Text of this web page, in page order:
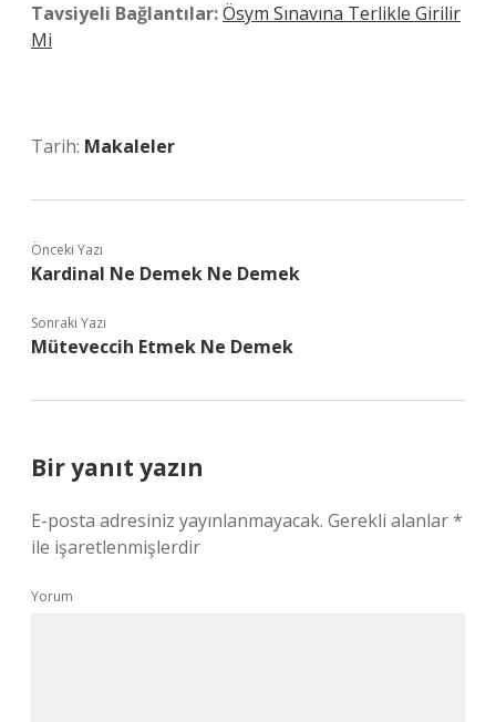
Tavsiyeli Bağlantılar:Ösym Sınavına Terlikle Girilir
Mi
Tarih: Makaleler
Önceki Yazı
Kardinal Ne Demek Ne Demek
Sonraki Yazı
Müteveccih Etmek Ne Demek
Bir yanıt yazın
E-posta adresiniz yayınlanmayacak. Gerekli alanlar*
ile işaretlenmişlerdir
Yorum